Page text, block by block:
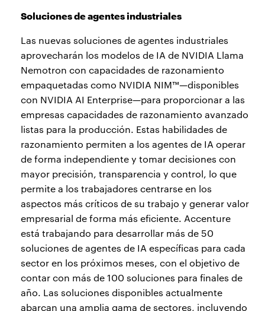
Soluciones de agentes industriales
Las nuevas soluciones de agentes industriales
aprovecharán los modelos de IA de NVIDIA Llama
Nemotron con capacidades de razonamiento
empaquetadas como NVIDIA NIM™—disponibles
con NVIDIA AI Enterprise—para proporcionar a las
empresas capacidades de razonamiento avanzado
listas para la producción. Estas habilidades de
razonamiento permiten a los agentes de IA operar
de forma independiente y tomar decisiones con
mayor precisión, transparencia y control, lo que
permite a los trabajadores centrarse en los
aspectos más críticos de su trabajo y generar valor
empresarial de forma más eficiente. Accenture
está trabajando para desarrollar más de 50
soluciones de agentes de IA específicas para cada
sector en los próximos meses, con el objetivo de
contar con más de 100 soluciones para finales de
año. Las soluciones disponibles actualmente
abarcan una amplia gama de sectores, incluyendo